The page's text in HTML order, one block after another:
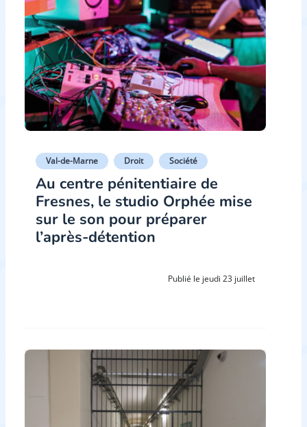
Val-de-Marne Droit Société
Au centre pénitentiaire de
Fresnes, le studio Orphée mise
sur le son pour préparer
l’après-détention
Publié le jeudi 23 juillet